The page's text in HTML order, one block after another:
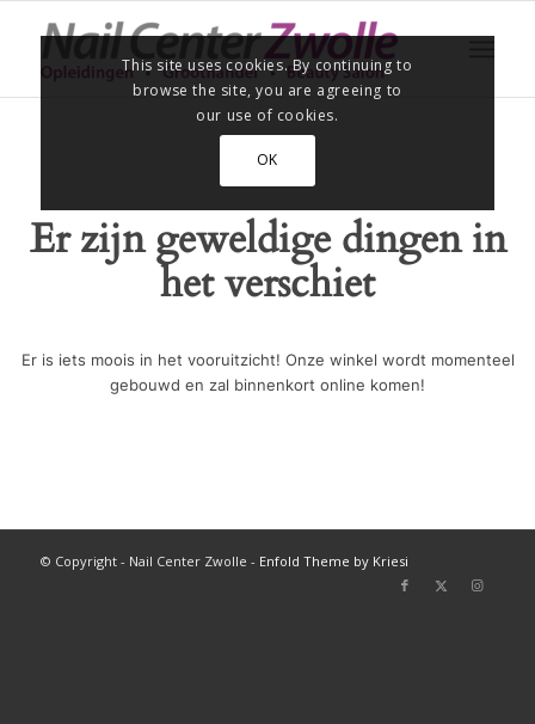
Er zijn geweldige dingen in
het verschiet
Er is iets moois in het vooruitzicht! Onze winkel wordt momenteel
gebouwd en zal binnenkort online komen!
© Copyright - Nail Center Zwolle - Enfold Theme by Kriesi
This site uses cookies. By continuing to
browse the site, you are agreeing to
our use of cookies.
OK